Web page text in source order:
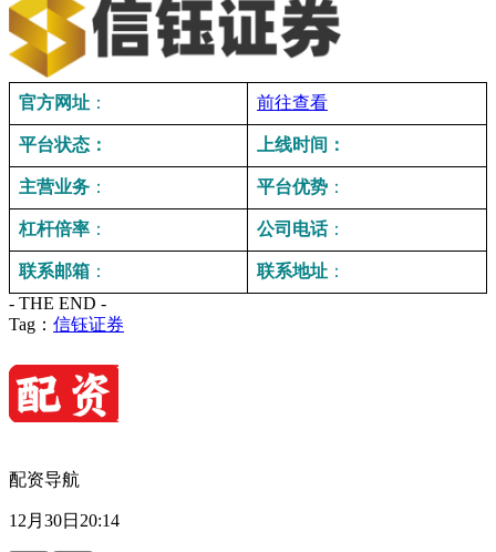
官方网址 ： 前往查看
平台状态： 上线时间：
主营业务 ： 平台优势 ：
杠杆倍率 ： 公司电话：
联系邮箱 ： 联系地址 ：
- THE END -
Tag： 信钰证券
配资导航
12月30日20:14